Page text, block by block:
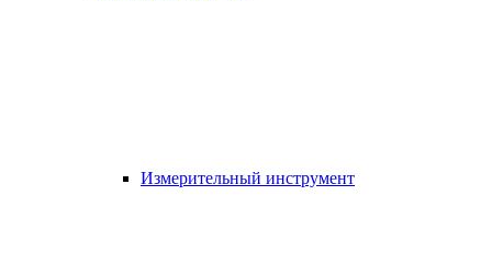
Измерительный инструмент